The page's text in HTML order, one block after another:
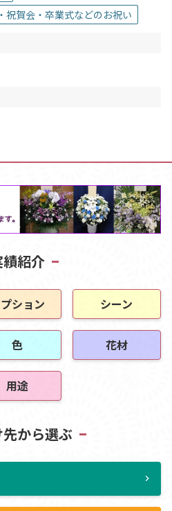
祝賀会・卒業式などのお祝い
績紹介
ション シーン
色 花材
用途
から選ぶ
chevron_right